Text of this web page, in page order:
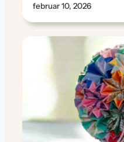
februar 10, 2026